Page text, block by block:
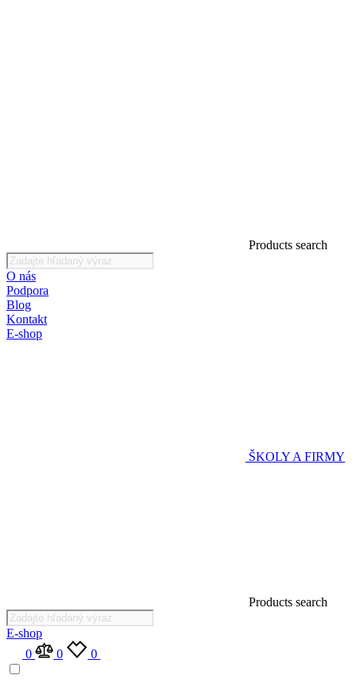
Products search
O nás
Podpora
Blog
Kontakt
E-shop
ŠKOLY A FIRMY
Products search
E-shop
0
0 0